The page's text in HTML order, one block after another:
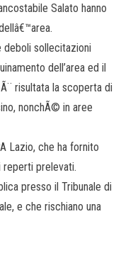
Salato hanno
deboli sollecitazioni
dell’area ed il
risultata la scoperta di
nonchÃ© in aree
Lazio, che ha fornito
prelevati.
presso il Tribunale di
e che rischiano una